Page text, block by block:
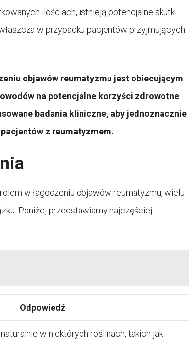
ilościach, istnieją potencjalne skutki
w przypadku pacjentów przyjmujących
objawów reumatyzmu jest obiecującym
na potencjalne korzyści zdrowotne
badania kliniczne, aby jednoznacznie
z reumatyzmem.
w łagodzeniu objawów reumatyzmu, wielu
Poniżej przedstawiamy najczęściej
Odpowiedź
w niektórych roślinach, takich jak